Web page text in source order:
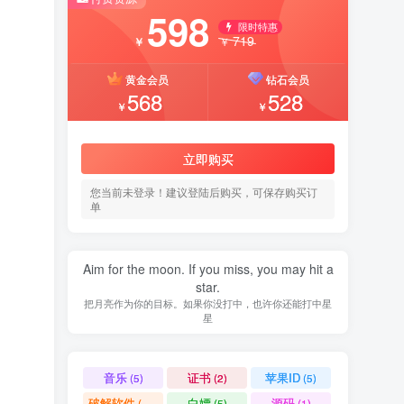
￥ 598 限时特惠
￥719
黄金会员
￥568
钻石会员
￥528
立即购买
您当前未登录！建议登陆后购买，可保存购买订
单
Aim for the moon. If you miss, you may hit a
star.
把月亮作为你的目标。如果你没打中，也许你还能打中星
星
音乐(5) 证书(2) 苹果ID(5)